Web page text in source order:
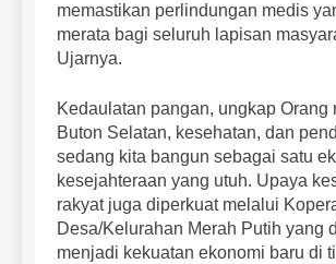
memastikan perlindungan medis
merata bagi seluruh lapisan
Ujarnya.
Kedaulatan pangan, ungkap Orang
Buton Selatan, kesehatan, dan
sedang kita bangun sebagai satu
kesejahteraan yang utuh. Upaya
rakyat juga diperkuat melalui
Desa/Kelurahan Merah Putih yang
menjadi kekuatan ekonomi baru di